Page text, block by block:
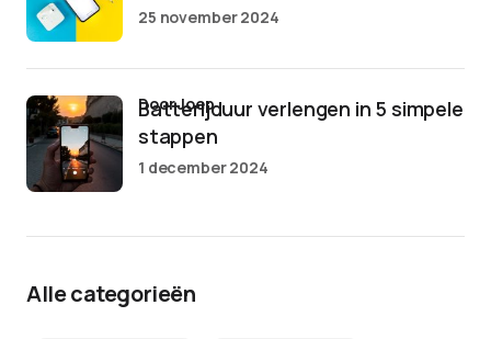
25 november 2024
Batterijduur verlengen in 5 simpele
stappen
door Joep
1 december 2024
Alle categorieën